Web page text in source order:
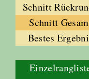
Schnitt
Schnitt
Bestes